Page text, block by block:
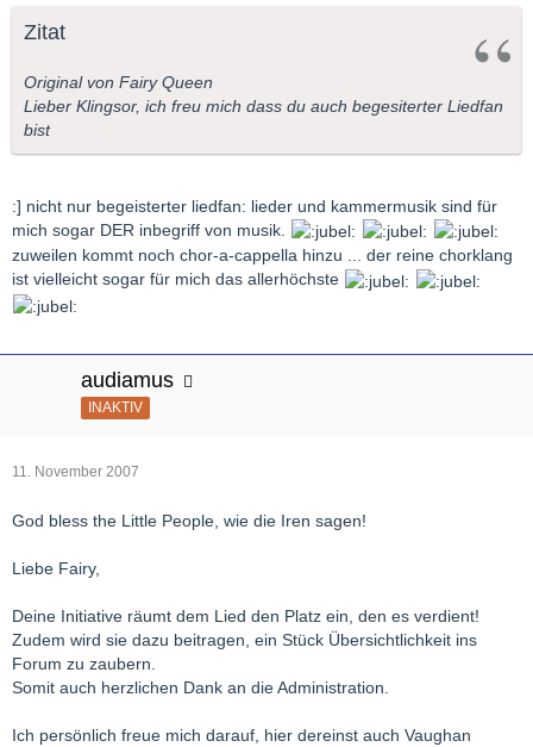
Zitat
Original von Fairy Queen
Lieber Klingsor, ich freu mich dass du auch begesiterter Liedfan
bist
:] nicht nur begeisterter liedfan: lieder und kammermusik sind für
mich sogar DER inbegriff von musik.
zuweilen kommt noch chor-a-cappella hinzu ... der reine chorklang
ist vielleicht sogar für mich das allerhöchste
audiamus
INAKTIV
11. November 2007
God bless the Little People, wie die Iren sagen!
Liebe Fairy,
Deine Initiative räumt dem Lied den Platz ein, den es verdient!
Zudem wird sie dazu beitragen, ein Stück Übersichtlichkeit ins
Forum zu zaubern.
Somit auch herzlichen Dank an die Administration.
Ich persönlich freue mich darauf, hier dereinst auch Vaughan